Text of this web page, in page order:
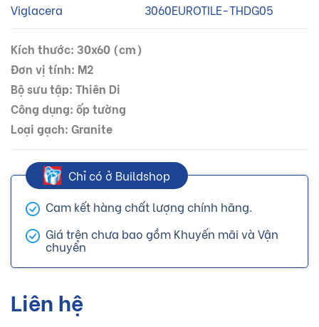
Viglacera
3060EUROTILE-THDG05
Kích thước: 30x60 (cm)
Đơn vị tính: M2
Bộ sưu tập: Thiên Di
Công dụng: ốp tường
Loại gạch: Granite
Chỉ có ở Buildshop
Cam kết hàng chất lượng chính hãng.
Giá trên chưa bao gồm Khuyến mãi và Vận
chuyển
Liên hệ